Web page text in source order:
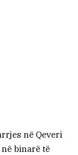
në Qeveri
binarë të